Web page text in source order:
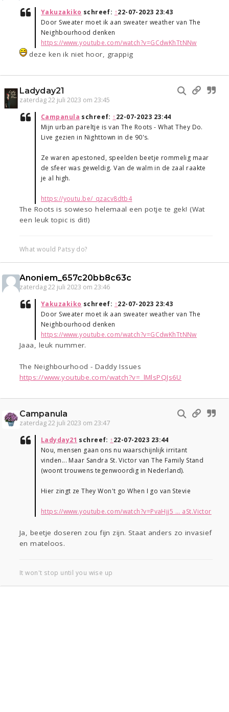
Yakuzakiko schreef: ↑22-07-2023 23:43
Door Sweater moet ik aan sweater weather van The
Neighbourhood denken
https://www.youtube.com/watch?v=GCdwKhTtNNw
deze ken ik niet hoor, grappig
Ladyday21
zaterdag 22 juli 2023 om 23:45
Campanula schreef: ↑22-07-2023 23:44
Mijn urban pareltje is van The Roots - What They Do.
Live gezien in Nighttown in de 90's.
Ze waren apestoned, speelden beetje rommelig maar
de sfeer was geweldig. Van de walm in de zaal raakte
je al high.
https://youtu.be/_qzacv8dtb4
The Roots is sowieso helemaal een potje te gek! (Wat
een leuk topic is dit!)
What would Patsy do?
Anoniem_657c20bb8c63c
zaterdag 22 juli 2023 om 23:46
Yakuzakiko schreef: ↑22-07-2023 23:43
Door Sweater moet ik aan sweater weather van The
Neighbourhood denken
https://www.youtube.com/watch?v=GCdwKhTtNNw
Jaaa, leuk nummer.
The Neighbourhood - Daddy Issues
https://www.youtube.com/watch?v=_lMlsPQJs6U
Campanula
zaterdag 22 juli 2023 om 23:47
Ladyday21 schreef: ↑22-07-2023 23:44
Nou, mensen gaan ons nu waarschijnlijk irritant
vinden... Maar Sandra St. Victor van The Family Stand
(woont trouwens tegenwoordig in Nederland).
Hier zingt ze They Won't go When I go van Stevie
https://www.youtube.com/watch?v=PvaHjj5 ... aSt.Victor
Ja, beetje doseren zou fijn zijn. Staat anders zo invasief
en mateloos.
It won't stop until you wise up